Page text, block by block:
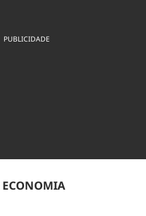
PUBLICIDADE